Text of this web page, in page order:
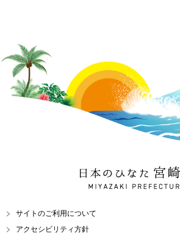
日本のひなた 宮崎県
MIYAZAKI PREFECTURE
サイトのご利用について
アクセシビリティ方針